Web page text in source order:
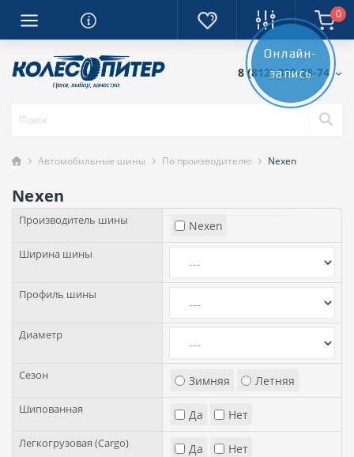
0
8 (812) 389-28-74
Автомобильные шины По производителю Nexen
Nexen
Производитель шины Nexen
Ширина шины
Профиль шины
Диаметр
Сезон Зимняя Летняя
Шипованная Да Нет
Легкогрузовая (Cargo) Да Нет
Онлайн-
запись